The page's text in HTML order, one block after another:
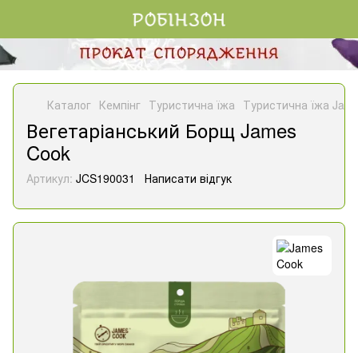
Каталог Кемпінг Туристична їжа Туристична їжа
Вегетаріанський Борщ James
Cook
Артикул: JCS190031 Написати відгук